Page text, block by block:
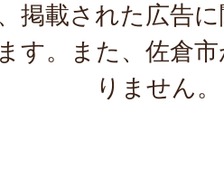
掲載された広告
す。また、佐倉
りません。